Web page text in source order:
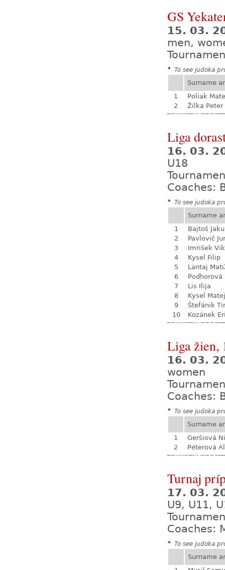
GS
15. 03.
men,
* To see judoka
Surname
1
Poliak
2
Žilka Peter
Liga
16. 03.
U18
Coaches:
* To see judoka
Surname
1
Bajtoš
2
Pavlovič
3
Imrišek
4
Kysel Filip
5
Lantaj
6
Podhorová
7
Lis Ilija
8
Kysel Matej
9
Štefánik
10
Kozánek
Liga žien,
16. 03.
women
Coaches:
* To see judoka
Surname
1
Geršiová
2
Péterová
Turnaj
17. 03.
U9, U11,
Coaches:
* To see judoka
Surname